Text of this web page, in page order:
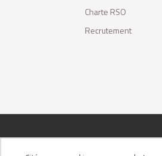
Charte RSO
Recrutement